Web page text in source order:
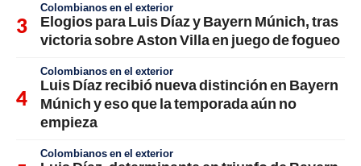
Colombianos en el exterior
Elogios para Luis Díaz y Bayern Múnich, tras
victoria sobre Aston Villa en juego de fogueo
Colombianos en el exterior
Luis Díaz recibió nueva distinción en Bayern
Múnich y eso que la temporada aún no
empieza
Colombianos en el exterior